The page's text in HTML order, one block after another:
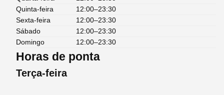
Quinta-feira
12:00–23:30
Sexta-feira
12:00–23:30
Sábado
12:00–23:30
Domingo
12:00–23:30
Horas de ponta
Terça-feira